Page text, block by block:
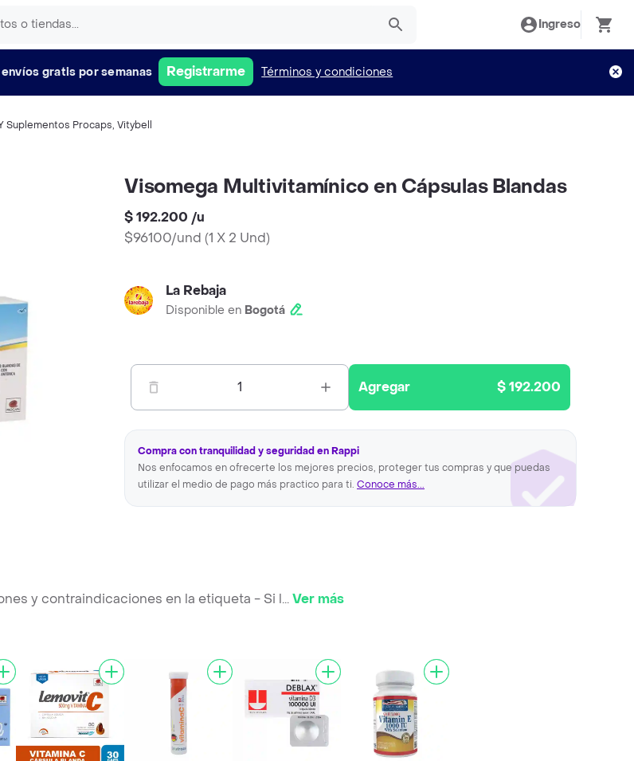
Ingreso
envíos gratis por semanas Registrarme Términos y condiciones
Suplementos Procaps, Vitybell
Visomega Multivitamínico en Cápsulas Blandas
$ 192.200 /u
$96100/und (1 X 2 Und)
La Rebaja
Disponible en Bogotá
1 Agregar $ 192.200
Compra con tranquilidad y seguridad en Rappi
Nos enfocamos en ofrecerte los mejores precios, proteger tus compras y que puedas
utilizar el medio de pago más practico para ti. Conoce más...
y contraindicaciones en la etiqueta - Si l...Ver más